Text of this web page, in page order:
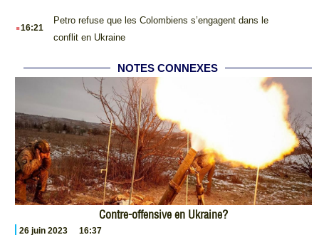
.16:21
Petro refuse que les Colombiens s’engagent dans le
conflit en Ukraine
NOTES CONNEXES
Contre-offensive en Ukraine?
26 juin 2023 16:37